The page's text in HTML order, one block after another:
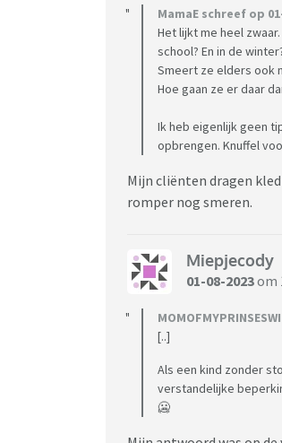
MamaE schreef op
Het lijkt me heel
school? En in de
Smeert ze elders ook
Hoe gaan ze er daar
Ik heb eigenlijk geen
opbrengen. Knuffel
Mijn cliënten dragen
romper nog smeren.
Miepjecody
01-08-2023om
[..]
Als een kind zonder
verstandelijke
🥶